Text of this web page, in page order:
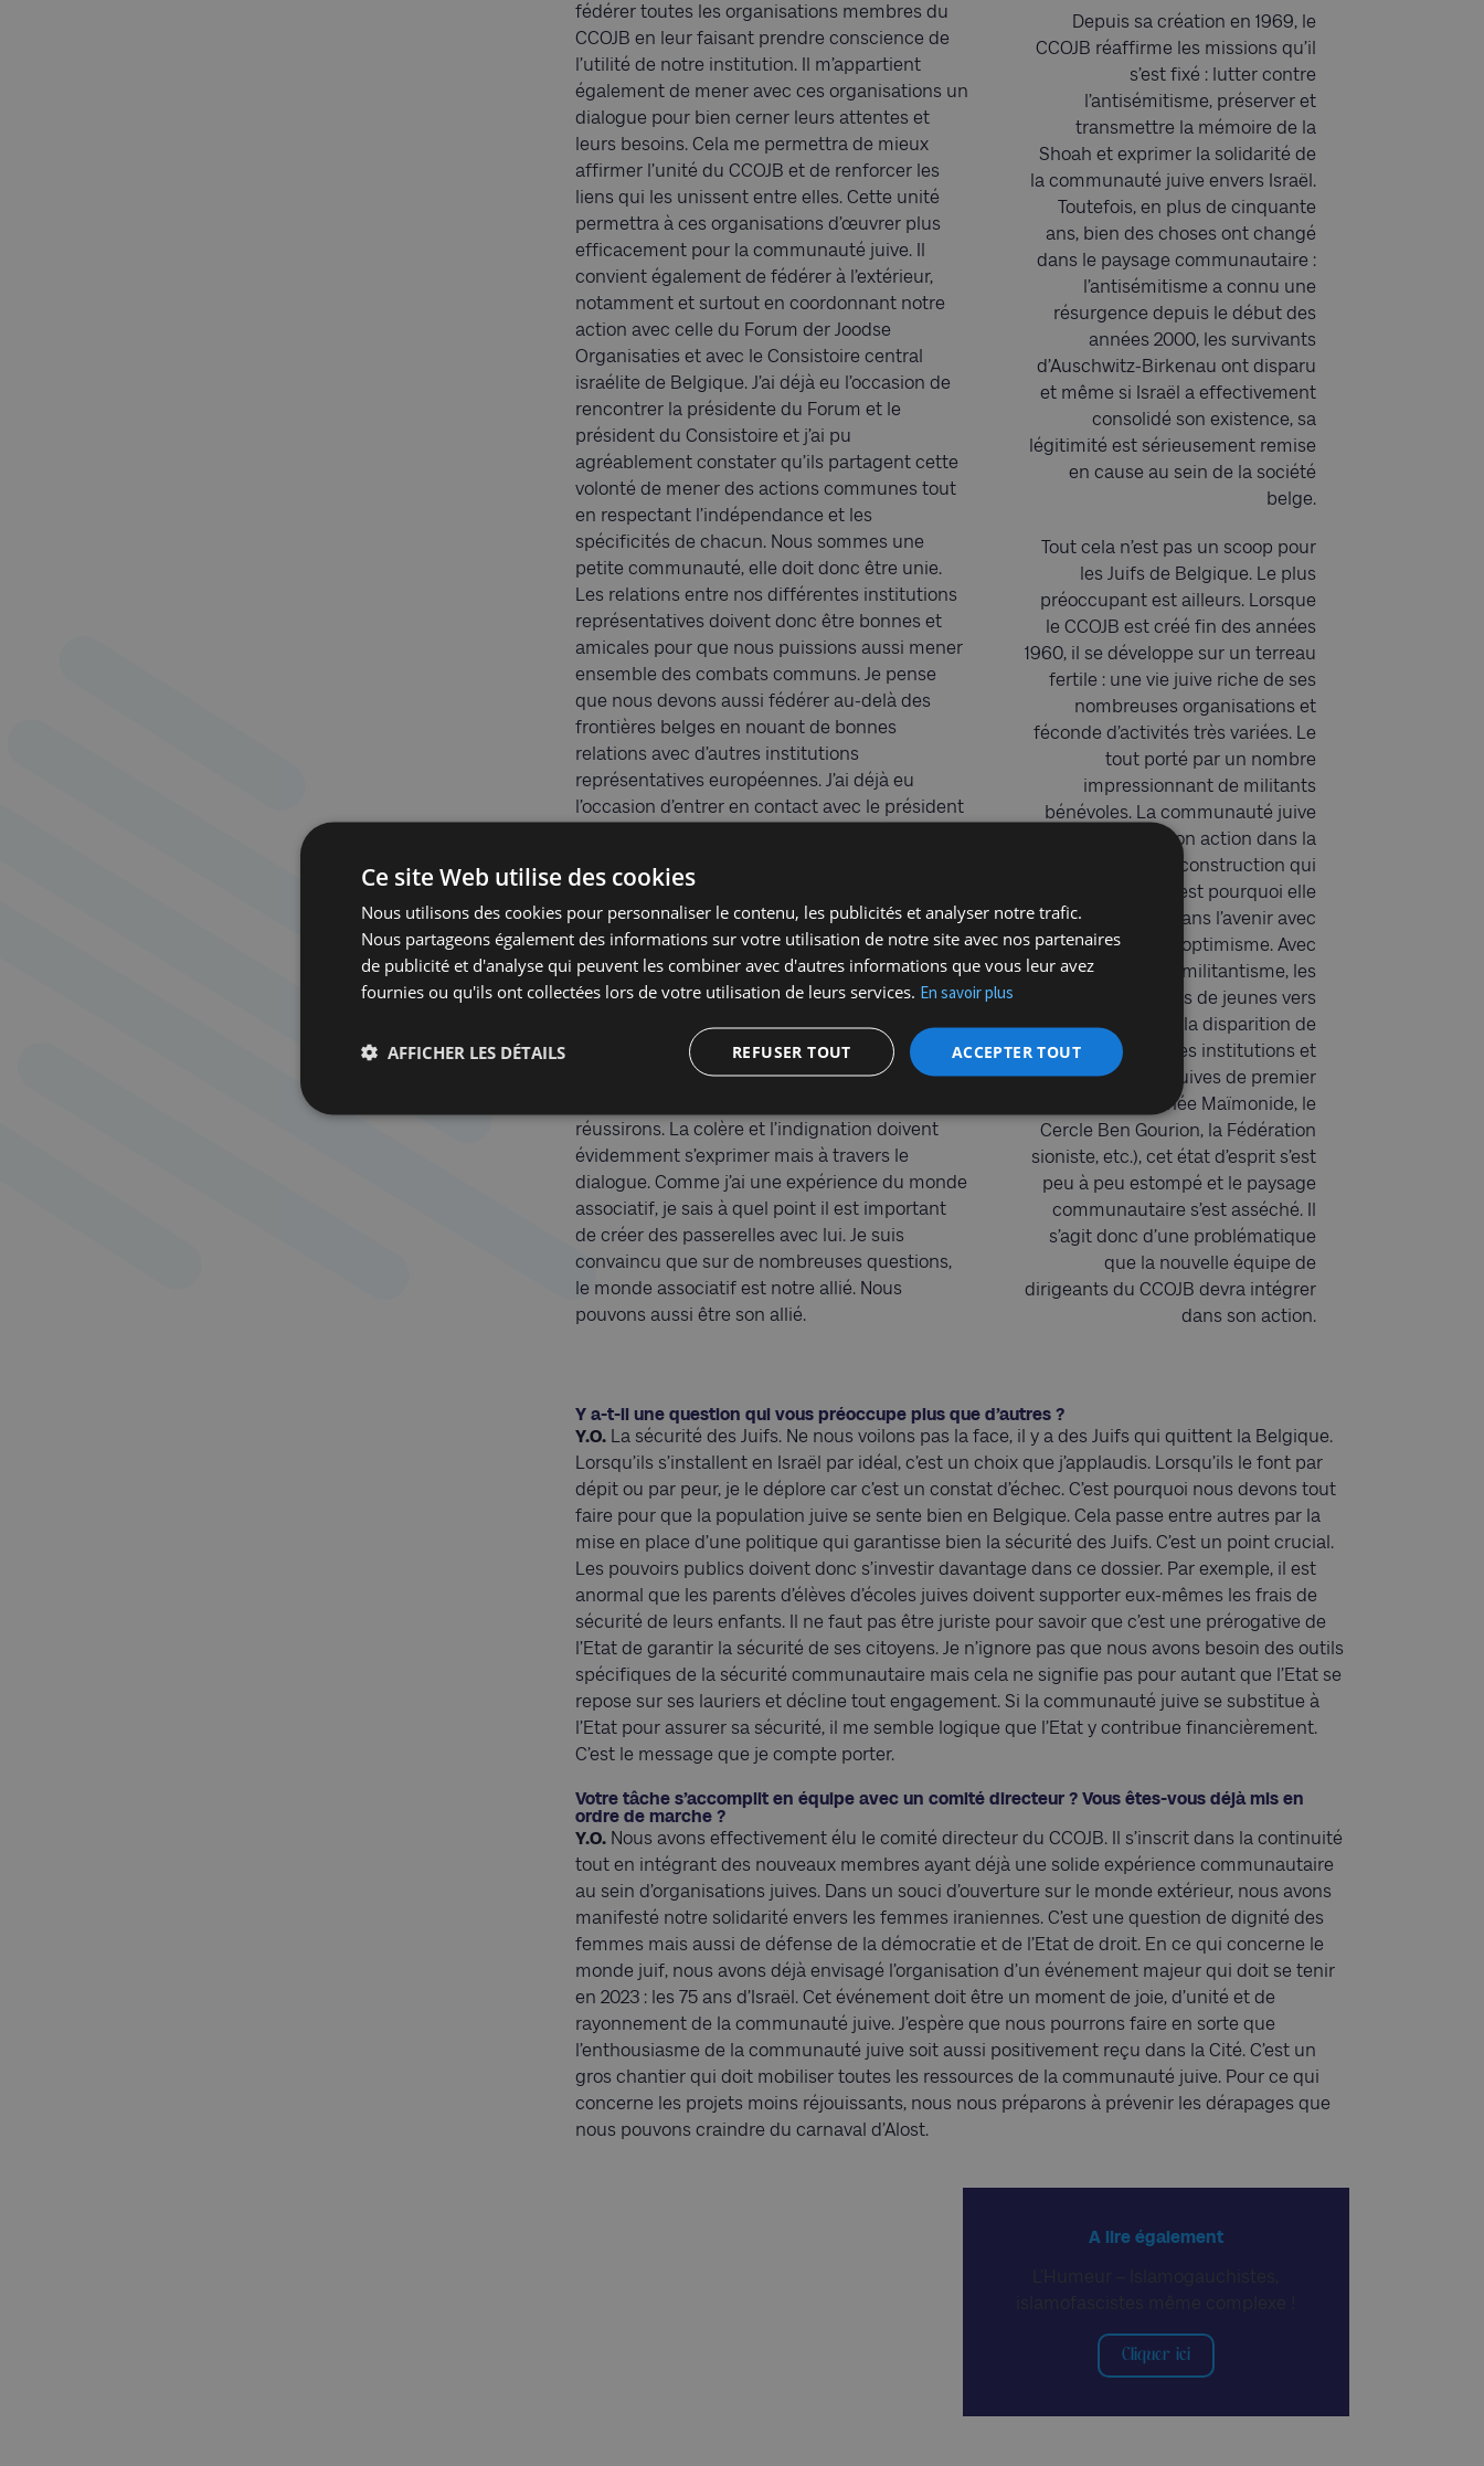
fédérer toutes les organisations membres du
CCOJB en leur faisant prendre conscience de
l’utilité de notre institution. Il m’appartient
également de mener avec ces organisations un
dialogue pour bien cerner leurs attentes et
leurs besoins. Cela me permettra de mieux
affirmer l’unité du CCOJB et de renforcer les
liens qui les unissent entre elles. Cette unité
permettra à ces organisations d’œuvrer plus
efficacement pour la communauté juive. Il
convient également de fédérer à l’extérieur,
notamment et surtout en coordonnant notre
action avec celle du Forum der Joodse
Organisaties et avec le Consistoire central
israélite de Belgique. J’ai déjà eu l’occasion de
rencontrer la présidente du Forum et le
président du Consistoire et j’ai pu
agréablement constater qu’ils partagent cette
volonté de mener des actions communes tout
en respectant l’indépendance et les
spécificités de chacun. Nous sommes une
petite communauté, elle doit donc être unie.
Les relations entre nos différentes institutions
représentatives doivent donc être bonnes et
amicales pour que nous puissions aussi mener
ensemble des combats communs. Je pense
que nous devons aussi fédérer au-delà des
frontières belges en nouant de bonnes
relations avec d’autres institutions
représentatives européennes. J’ai déjà eu
l’occasion d’entrer en contact avec le président
toujours dans ce souci de rassemblement,
j’aimerais impliquer davantage les Juifs dans
l’action des organisations juives et du CCOJB.
Comment concevez-vous l’action du CCOJB
vers le monde extérieur ?
Si on souhaite que le monde environnant
ne nous soit pas hostile, il faut toujours
privilégier le dialogue. Ce n’est pas en
réussirons. La colère et l’indignation doivent
évidemment s’exprimer mais à travers le
dialogue. Comme j’ai une expérience du monde
associatif, je sais à quel point il est important
de créer des passerelles avec lui. Je suis
convaincu que sur de nombreuses questions,
le monde associatif est notre allié. Nous
pouvons aussi être son allié.
Depuis sa création en 1969, le
CCOJB réaffirme les missions qu’il
s’est fixé : lutter contre
l’antisémitisme, préserver et
transmettre la mémoire de la
Shoah et exprimer la solidarité de
la communauté juive envers Israël.
Toutefois, en plus de cinquante
ans, bien des choses ont changé
dans le paysage communautaire :
l’antisémitisme a connu une
résurgence depuis le début des
années 2000, les survivants
d’Auschwitz-Birkenau ont disparu
et même si Israël a effectivement
consolidé son existence, sa
légitimité est sérieusement remise
en cause au sein de la société
belge.
Tout cela n’est pas un scoop pour
les Juifs de Belgique. Le plus
préoccupant est ailleurs. Lorsque
le CCOJB est créé fin des années
1960, il se développe sur un terreau
fertile : une vie juive riche de ses
nombreuses organisations et
féconde d’activités très variées. Le
tout porté par un nombre
impressionnant de militants
bénévoles. La communauté juive
inscrit alors son action dans la
perspective de reconstruction qui
a suivi la Shoah. C’est pourquoi elle
se projette alors dans l’avenir avec
confiance et optimisme. Avec
l’essoufflement du militantisme, les
nombreux départs de jeunes vers
l’étranger et la disparition de
certaines institutions et
organisations juives de premier
plan (L’Athénée Maïmonide, le
Cercle Ben Gourion, la Fédération
sioniste, etc.), cet état d’esprit s’est
peu à peu estompé et le paysage
communautaire s’est asséché. Il
s’agit donc d’une problématique
que la nouvelle équipe de
dirigeants du CCOJB devra intégrer
dans son action.
Y a-t-il une question qui vous préoccupe plus que d’autres ?
Y.O. La sécurité des Juifs. Ne nous voilons pas la face, il y a des Juifs qui quittent la Belgique.
Lorsqu’ils s’installent en Israël par idéal, c’est un choix que j’applaudis. Lorsqu’ils le font par
dépit ou par peur, je le déplore car c’est un constat d’échec. C’est pourquoi nous devons tout
faire pour que la population juive se sente bien en Belgique. Cela passe entre autres par la
mise en place d’une politique qui garantisse bien la sécurité des Juifs. C’est un point crucial.
Les pouvoirs publics doivent donc s’investir davantage dans ce dossier. Par exemple, il est
anormal que les parents d’élèves d’écoles juives doivent supporter eux-mêmes les frais de
sécurité de leurs enfants. Il ne faut pas être juriste pour savoir que c’est une prérogative de
l’Etat de garantir la sécurité de ses citoyens. Je n’ignore pas que nous avons besoin des outils
spécifiques de la sécurité communautaire mais cela ne signifie pas pour autant que l’Etat se
repose sur ses lauriers et décline tout engagement. Si la communauté juive se substitue à
l’Etat pour assurer sa sécurité, il me semble logique que l’Etat y contribue financièrement.
C’est le message que je compte porter.
Votre tâche s’accomplit en équipe avec un comité directeur ? Vous êtes-vous déjà mis en
ordre de marche ?
Y.O. Nous avons effectivement élu le comité directeur du CCOJB. Il s’inscrit dans la continuité
tout en intégrant des nouveaux membres ayant déjà une solide expérience communautaire
au sein d’organisations juives. Dans un souci d’ouverture sur le monde extérieur, nous avons
manifesté notre solidarité envers les femmes iraniennes. C’est une question de dignité des
femmes mais aussi de défense de la démocratie et de l’Etat de droit. En ce qui concerne le
monde juif, nous avons déjà envisagé l’organisation d’un événement majeur qui doit se tenir
en 2023 : les 75 ans d’Israël. Cet événement doit être un moment de joie, d’unité et de
rayonnement de la communauté juive. J’espère que nous pourrons faire en sorte que
l’enthousiasme de la communauté juive soit aussi positivement reçu dans la Cité. C’est un
gros chantier qui doit mobiliser toutes les ressources de la communauté juive. Pour ce qui
concerne les projets moins réjouissants, nous nous préparons à prévenir les dérapages que
nous pouvons craindre du carnaval d’Alost.
A lire également
Cliquer ici
Ce site Web utilise des cookies
Nous utilisons des cookies pour personnaliser le contenu, les publicités et analyser notre trafic.
Nous partageons également des informations sur votre utilisation de notre site avec nos partenaires
de publicité et d'analyse qui peuvent les combiner avec d'autres informations que vous leur avez
fournies ou qu'ils ont collectées lors de votre utilisation de leurs services. En savoir plus
ACCEPTER TOUT
REFUSER TOUT
AFFICHER LES DÉTAILS